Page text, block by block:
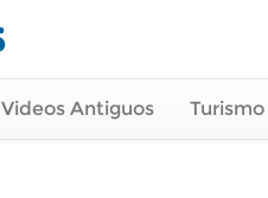
Videos Antiguos Turismo